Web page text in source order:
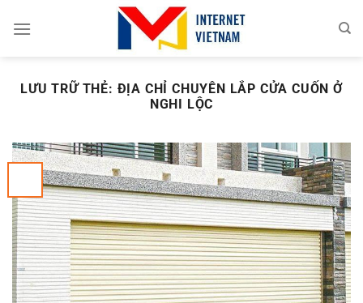
đến
LƯU TRỮ THẺ: ĐỊA CHỈ CHUYÊN LẮP CỬA CUỐN Ở
NGHI LỘC